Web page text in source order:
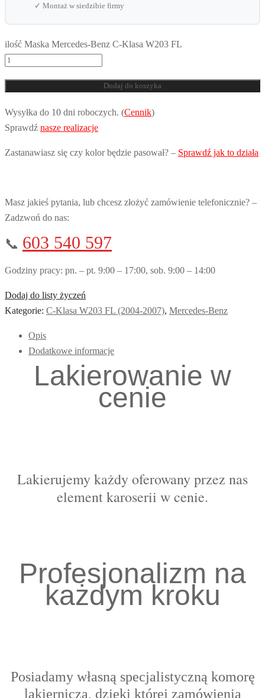
✓ Montaż w siedzibie firmy
ilość Maska Mercedes-Benz C-Klasa W203 FL
Dodaj do koszyka
Wysyłka do 10 dni roboczych. (Cennik)
Sprawdź nasze realizacje
Zastanawiasz się czy kolor będzie pasował? – Sprawdź jak to działa
Masz jakieś pytania, lub chcesz złożyć zamówienie telefonicznie? –
Zadzwoń do nas:
📞 603 540 597
Godziny pracy: pn. – pt. 9:00 – 17:00, sob. 9:00 – 14:00
Dodaj do listy życzeń
Kategorie: C-Klasa W203 FL (2004-2007), Mercedes-Benz
Opis
Dodatkowe informacje
Lakierowanie w
cenie
Lakierujemy każdy oferowany przez nas
element karoserii w cenie.
Profesjonalizm na
każdym kroku
Posiadamy własną specjalistyczną komorę
lakierniczą, dzięki której zamówienia